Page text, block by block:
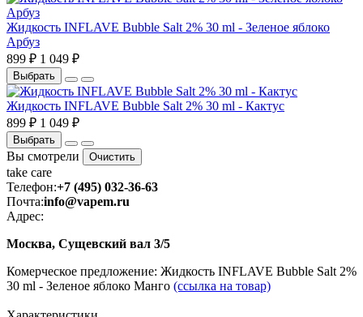
Жидкость INFLAVE Bubble Salt 2% 30 ml - Зеленое яблоко
Арбуз
899 ₽ 1 049 ₽
Выбрать
Жидкость INFLAVE Bubble Salt 2% 30 ml - Кактус
899 ₽ 1 049 ₽
Выбрать
Вы смотрели Очистить
take care
Телефон:+7 (495) 032-36-63
Почта:info@vapem.ru
Адрес:
Москва, Сущевский вал 3/5
Комерческое предложение: Жидкость INFLAVE Bubble Salt 2%
30 ml - Зеленое яблоко Манго (ссылка на товар)